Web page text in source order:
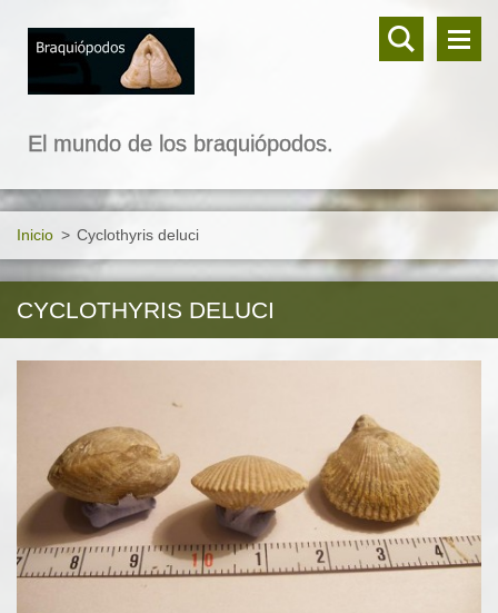
El mundo de los braquiópodos.
Inicio > Cyclothyris deluci
CYCLOTHYRIS DELUCI